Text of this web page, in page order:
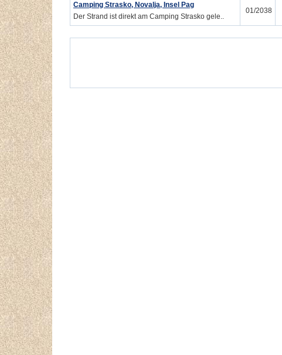
Camping Strasko, Novalja, Insel Pag
Der Strand ist direkt am Camping Strasko gele..
01/2038